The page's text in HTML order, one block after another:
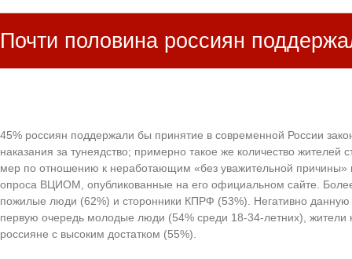
Почти половина россиян
45% россиян поддержали бы принятие в современной России
наказания за тунеядство; примерно такое же количество жителей
мер по отношению к неработающим «без уважительной причины»
опроса ВЦИОМ, опубликованные на его официальном сайте.
пожилые люди (62%) и сторонники КПРФ (53%). Негативно
первую очередь молодые люди (54% среди 18-34-летних), жители
россияне с высоким достатком (55%).